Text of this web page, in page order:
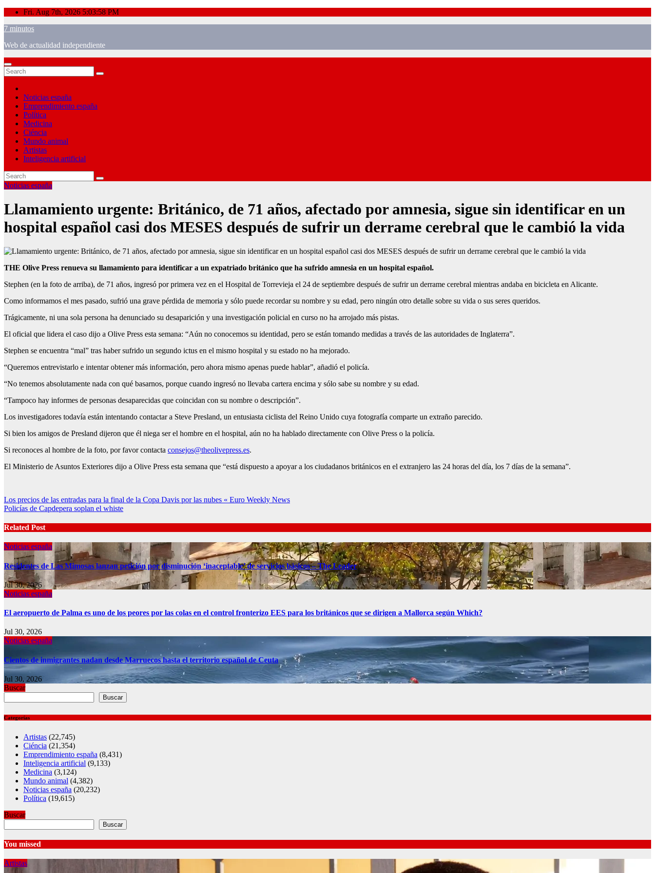
Skip
content
Fri. Aug 7th, 2026 5:03:58 PM
7 minutos
Web de actualidad independiente
Noticias españa
Emprendimiento españa
Política
Medicina
Ciéncia
Mundo animal
Artistas
Inteligencia artificial
Noticias españa
Llamamiento urgente: Británico, de 71 años, afectado por amnesia, sigue sin identificar en un
hospital español casi dos MESES después de sufrir un derrame cerebral que le cambió la vida
THE Olive Press renueva su llamamiento para identificar a un expatriado británico que ha sufrido amnesia en un hospital español.
Stephen (en la foto de arriba), de 71 años, ingresó por primera vez en el Hospital de Torrevieja el 24 de septiembre después de sufrir un derrame cerebral mientras andaba en bicicleta en Alicante.
Como informamos el mes pasado, sufrió una grave pérdida de memoria y sólo puede recordar su nombre y su edad, pero ningún otro detalle sobre su vida o sus seres queridos.
Trágicamente, ni una sola persona ha denunciado su desaparición y una investigación policial en curso no ha arrojado más pistas.
El oficial que lidera el caso dijo a Olive Press esta semana: “Aún no conocemos su identidad, pero se están tomando medidas a través de las autoridades de Inglaterra”.
Stephen se encuentra “mal” tras haber sufrido un segundo ictus en el mismo hospital y su estado no ha mejorado.
“Queremos entrevistarlo e intentar obtener más información, pero ahora mismo apenas puede hablar”, añadió el policía.
“No tenemos absolutamente nada con qué basarnos, porque cuando ingresó no llevaba cartera encima y sólo sabe su nombre y su edad.
“Tampoco hay informes de personas desaparecidas que coincidan con su nombre o descripción”.
Los investigadores todavía están intentando contactar a Steve Presland, un entusiasta ciclista del Reino Unido cuya fotografía comparte un extraño parecido.
Si bien los amigos de Presland dijeron que él niega ser el hombre en el hospital, aún no ha hablado directamente con Olive Press o la policía.
Si reconoces al hombre de la foto, por favor contacta consejos@theolivepress.es.
El Ministerio de Asuntos Exteriores dijo a Olive Press esta semana que “está dispuesto a apoyar a los ciudadanos británicos en el extranjero las 24 horas del día, los 7 días de la semana”.
Post
navigation
Los precios de las entradas para la final de la Copa Davis por las nubes « Euro Weekly News
Policías de Capdepera soplan el whiste
Related Post
Noticias españa
Residentes de Las Mimosas lanzan petición por disminución ‘inaceptable’ de servicios básicos – The Leader
Jul 30, 2026
Noticias españa
El aeropuerto de Palma es uno de los peores por las colas en el control fronterizo EES para los británicos que se dirigen a Mallorca según Which?
Jul 30, 2026
Noticias españa
Cientos de inmigrantes nadan desde Marruecos hasta el territorio español de Ceuta
Jul 30, 2026
Buscar
Buscar
Categorías
Artistas (22,745)
Ciéncia (21,354)
Emprendimiento españa (8,431)
Inteligencia artificial (9,133)
Medicina (3,124)
Mundo animal (4,382)
Noticias españa (20,232)
Política (19,615)
Buscar
Buscar
You missed
Artistas